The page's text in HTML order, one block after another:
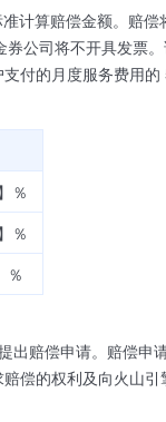
计算赔偿金额。赔
公司将不开具发票
付的月度服务费用
％
％
％
赔偿申请。赔偿
偿的权利及向火山